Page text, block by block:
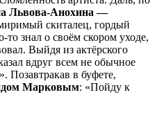
Львова-Анохина —
скиталец, гордый
то знал о своём скором уходе,
Выйдя из актёрского
вдруг всем не обычное
в буфете,
Марковым: «Пойду к